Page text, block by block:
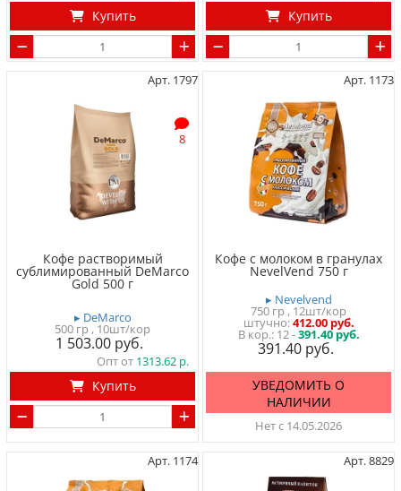
Купить Купить
Арт. 1797
8
Кофе растворимый
сублимированный DeMarco
Gold 500 г
▸ DeMarco
500 гр , 10шт/кор
1 503.00
Опт от 1313.62
Купить
Арт. 1173
Кофе с молоком в гранулах
NevelVend 750 г
▸ Nevelvend
750 гр , 12шт/кор
штучно 412.00 руб.
12 -391.40 руб.
391.40
УВЕДОМИТЬ О
НАЛИЧИИ
Нет с 14.05.2026
Арт. 1174 Арт. 8829